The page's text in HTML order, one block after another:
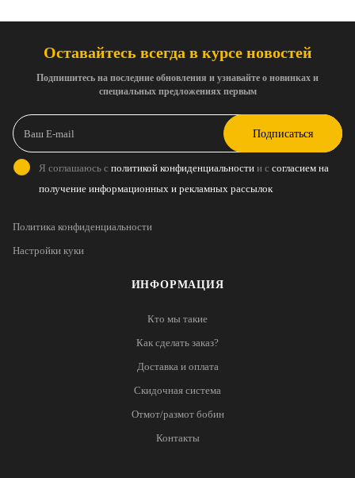
ИНФОРМАЦИЯ
Кто мы такие
Как сделать заказ?
Доставка и оплата
Скидочная система
Отмот/размот бобин
Контакты
Оставайтесь всегда в курсе новостей
Подпишитесь на последние обновления и узнавайте о новинках и
специальных предложениях первым
Подписаться
Я соглашаюсь с политикой конфиденциальности и с согласием на
получение информационных и рекламных рассылок
Политика конфиденциальности
Настройки куки